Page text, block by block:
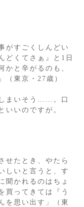
がすごくしんどい
どくてさぁ』と1日
かと辛がるのも、
（東京・27歳）
まいそう……。口
いいのですが。
せたとき、やたら
しいと言うと、す
聞かれるのはちょ
買ってきては『う
を思い出す」（東